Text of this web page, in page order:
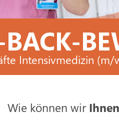
Intensivmedizin
Wie können wir